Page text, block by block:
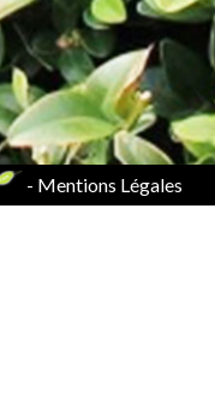
- Mentions Légales